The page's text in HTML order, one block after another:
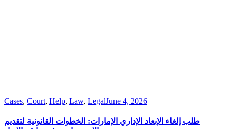
Cases, Court, Help, Law, LegalJune 4, 2026
طلب إلغاء الإبعاد الإداري الإمارات: الخطوات القانونية لتقديم